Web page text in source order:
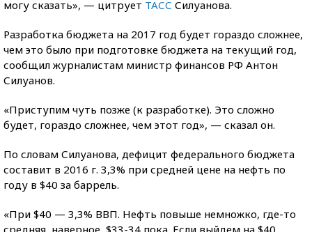
могу сказать», — цитрует ТАСС Силуанова.
Разработка бюджета на 2017 год будет гораздо сложнее,
чем это было при подготовке бюджета на текущий год,
сообщил журналистам министр финансов РФ Антон
Силуанов.
«Приступим чуть позже (к разработке). Это сложно
будет, гораздо сложнее, чем этот год», — сказал он.
По словам Силуанова, дефицит федерального бюджета
составит в 2016 г. 3,3% при средней цене на нефть по
году в $40 за баррель.
«При $40 — 3,3% ВВП. Нефть повыше немножко, где-то
средняя, наверное, $33-34 пока. Если выйдем на $40